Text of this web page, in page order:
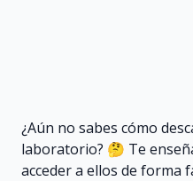
¿Aún no sabes cómo
laboratorio? 🤔 Te
acceder a ellos de forma